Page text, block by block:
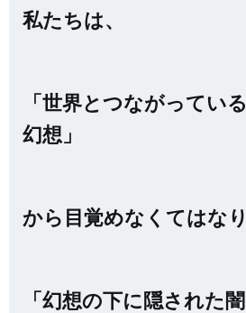
私たちは、
「世界とつながってい
幻想」
から目覚めなくてはなり
「幻想の下に隠された闇